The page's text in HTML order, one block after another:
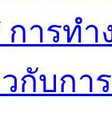
ารทำ
กับกา